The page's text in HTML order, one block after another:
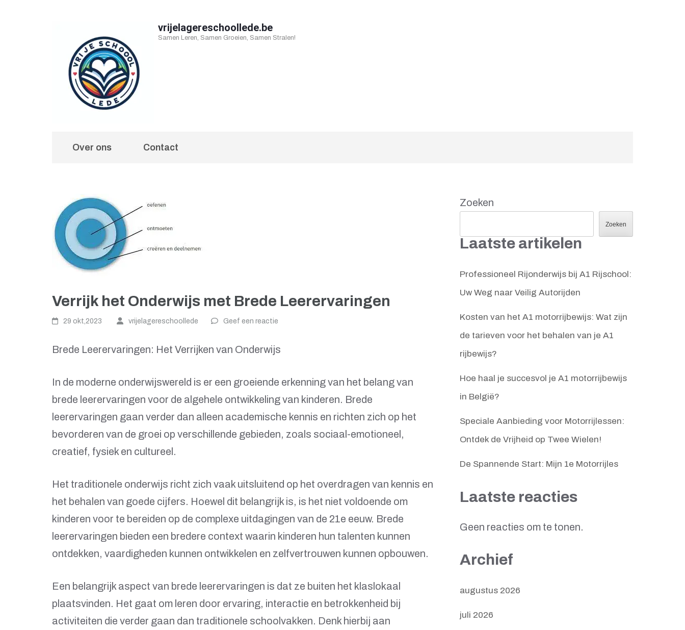
vrijelagereschoollede.be
Samen Leren, Samen Groeien, Samen Stralen!
Over ons Contact
Verrijk het Onderwijs met Brede Leerervaringen
29 okt,2023 vrijelagereschoollede Geef een reactie
Brede Leerervaringen: Het Verrijken van Onderwijs
In de moderne onderwijswereld is er een groeiende erkenning van het belang van
brede leerervaringen voor de algehele ontwikkeling van kinderen. Brede
leerervaringen gaan verder dan alleen academische kennis en richten zich op het
bevorderen van de groei op verschillende gebieden, zoals sociaal-emotioneel,
creatief, fysiek en cultureel.
Het traditionele onderwijs richt zich vaak uitsluitend op het overdragen van kennis en
het behalen van goede cijfers. Hoewel dit belangrijk is, is het niet voldoende om
kinderen voor te bereiden op de complexe uitdagingen van de 21e eeuw. Brede
leerervaringen bieden een bredere context waarin kinderen hun talenten kunnen
ontdekken, vaardigheden kunnen ontwikkelen en zelfvertrouwen kunnen opbouwen.
Een belangrijk aspect van brede leerervaringen is dat ze buiten het klaslokaal
plaatsvinden. Het gaat om leren door ervaring, interactie en betrokkenheid bij
activiteiten die verder gaan dan traditionele schoolvakken. Denk hierbij aan
Zoeken
Zoeken
Laatste artikelen
Professioneel Rijonderwijs bij A1 Rijschool:
Uw Weg naar Veilig Autorijden
Kosten van het A1 motorrijbewijs: Wat zijn
de tarieven voor het behalen van je A1
rijbewijs?
Hoe haal je succesvol je A1 motorrijbewijs
in België?
Speciale Aanbieding voor Motorrijlessen:
Ontdek de Vrijheid op Twee Wielen!
De Spannende Start: Mijn 1e Motorrijles
Laatste reacties
Geen reacties om te tonen.
Archief
augustus 2026
juli 2026